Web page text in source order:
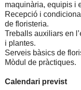
maquinària, equipis i
Recepció i
de floristeria.
Treballs auxiliars en
i plantes.
Serveis bàsics de
Mòdul de pràctiques.
Calendari previst